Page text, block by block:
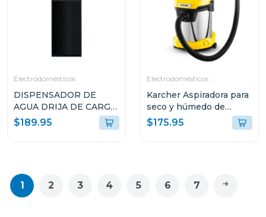
Electrodomésticos
DISPENSADOR DE
AGUA DRIJA DE CARGA
INFERIOR DE 20L
COLOR NEGRO ACQUA
$189.95
Electrodomésticos
Karcher Aspiradora para
seco y húmedo de
1000w wd3s
$175.95
1 2 3 4 5 6 7